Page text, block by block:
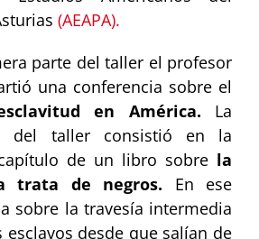
(AEAPA).
parte del taller el profesor
una conferencia sobre el
en América. La
del taller consistió en la
de un libro sobre la
trata de negros. En ese
sobre la travesía intermedia
esclavos desde que salían de